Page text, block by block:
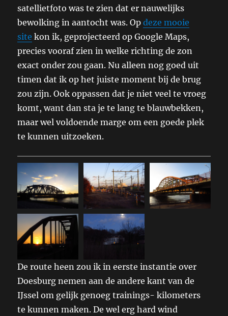
satellietfoto was te zien dat er nauwelijks
bewolking in aantocht was. Opdeze mooie
site kon ik, geprojecteerd op Google Maps,
precies vooraf zien in welke richting de zon
exact onder zou gaan. Nu alleen nog goed uit
timen dat ik op het juiste moment bij de brug
zou zijn. Ook oppassen dat je niet veel te vroeg
komt, want dan sta je te lang te blauwbekken,
maar wel voldoende marge om een goede plek
te kunnen uitzoeken.
De route heen zou ik in eerste instantie over
Doesburg nemen aan de andere kant van de
IJssel om gelijk genoeg trainings- kilometers
te kunnen maken. De wel erg hard wind